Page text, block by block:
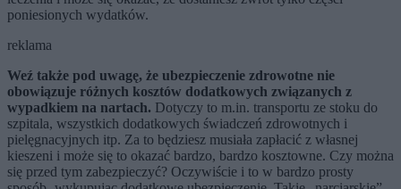
poniesionych wydatków.
reklama
Weź także pod uwagę, że ubezpieczenie zdrowotne nie
obowiązuje różnych kosztów dodatkowych związanych z
wypadkiem na nartach. Dotyczy to m.in. transportu ze stoku do
szpitala, wszystkich dodatkowych świadczeń zdrowotnych i
pielęgnacyjnych itp. Za to będziesz musiała zapłacić z własnej
kieszeni i może się to okazać bardzo, bardzo kosztowne. Czy można
się przed tym zabezpieczyć? Oczywiście i to w bardzo prosty